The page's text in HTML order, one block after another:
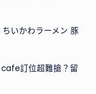
いかわラーメン 豚
cafe訂位超難搶？留